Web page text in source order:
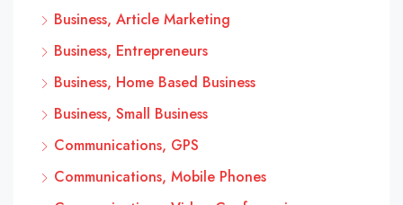
Business, Article Marketing
Business, Entrepreneurs
Business, Home Based Business
Business, Small Business
Communications, GPS
Communications, Mobile Phones